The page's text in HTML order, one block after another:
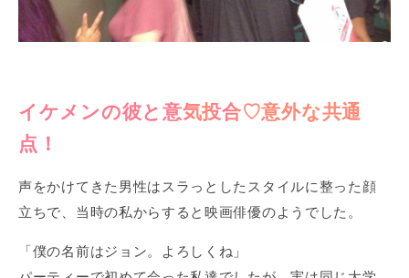
イケメンの彼と意気投合♡意外な共通
点！
声をかけてきた男性はスラっとしたスタイルに整った顔
立ちで、当時の私からすると映画俳優のようでした。
「僕の名前はジョン。よろしくね」